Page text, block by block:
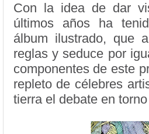
Con la idea de dar
últimos años ha
álbum ilustrado, que
reglas y seduce por
componentes de este
repleto de célebres
tierra el debate en